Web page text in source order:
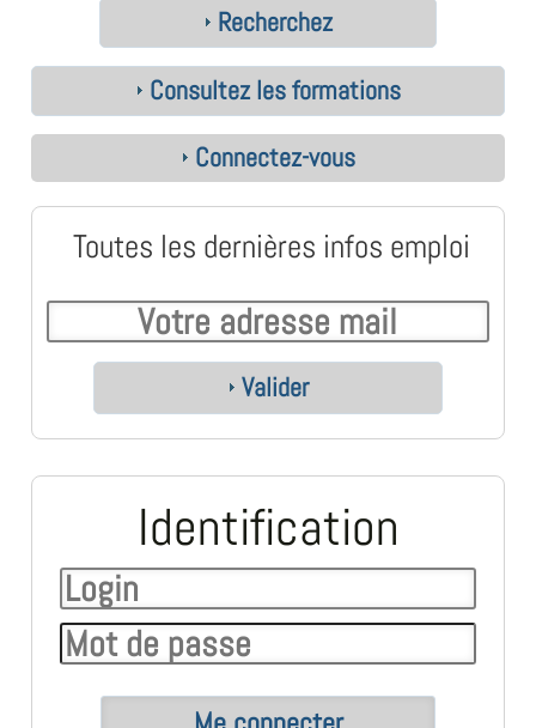
Recherchez
Consultez les formations
Connectez-vous
Toutes les dernières infos emploi
Valider
Identification